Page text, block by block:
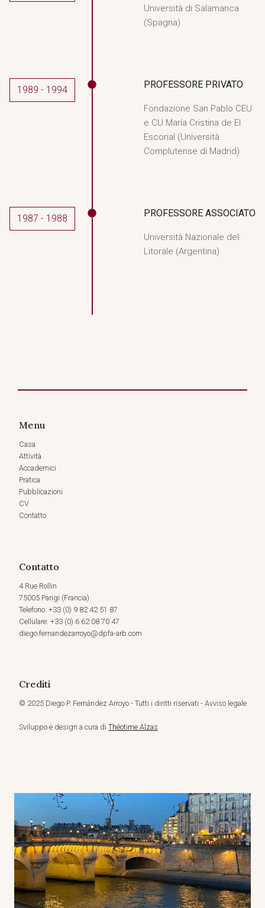
Università di Salamanca
(Spagna)
1989 - 1994 PROFESSORE PRIVATO
Fondazione San Pablo CEU
e CU María Cristina de El
Escorial (Università
Complutense di Madrid)
1987 - 1988 PROFESSORE ASSOCIATO
Università Nazionale del
Litorale (Argentina)
Menu
Casa
Attività
Accademici
Pratica
Pubblicazioni
CV
Contatto
Contatto
4 Rue Rollin
75005 Parigi (Francia)
Telefono: +33 (0) 9 82 42 51 87
Cellulare: +33 (0) 6 62 08 70 47
diego.fernandezarroyo@dpfa-arb.com
Crediti
© 2025 Diego P. Fernández Arroyo - Tutti i diritti riservati - Avviso legale
Sviluppo e design a cura di Théotime Alzas